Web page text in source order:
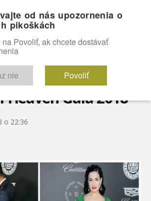
Heaven Gala 2018
o 22:36
od nás upozornenia o
pikoškách
Povoliť, ak chcete dostávať
nie Povoliť